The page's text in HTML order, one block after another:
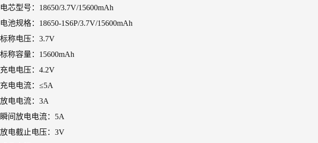
电芯型号：18650/3.7V/15600mAh
电池规格：18650-1S6P/3.7V/15600mAh
标称电压：3.7V
标称容量：15600mAh
充电电压：4.2V
充电电流：≤5A
放电电流：3A
瞬间放电电流：5A
放电截止电压：3V